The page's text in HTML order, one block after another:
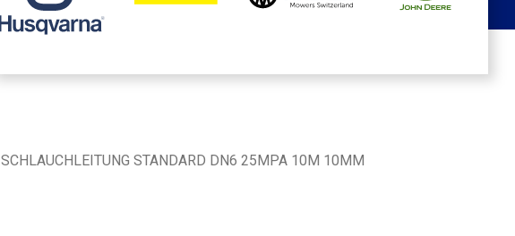
SCHLAUCHLEITUNG STANDARD DN6 25MPA 10M 10MM